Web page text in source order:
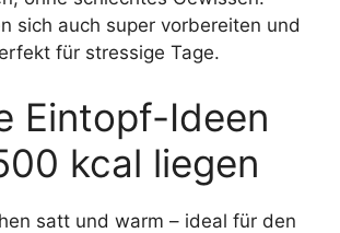
sich auch super vorbereiten und
für stressige Tage.
Eintopf-Ideen
kcal liegen
satt und warm – ideal für den